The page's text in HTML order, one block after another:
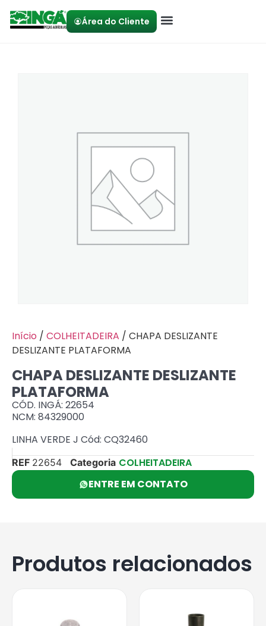
Área do Cliente
Início / COLHEITADEIRA / CHAPA DESLIZANTE
DESLIZANTE PLATAFORMA
CHAPA DESLIZANTE DESLIZANTE
PLATAFORMA
CÓD. INGÁ: 22654
NCM: 84329000
LINHA VERDE J Cód: CQ32460
REF 22654 Categoria COLHEITADEIRA
ENTRE EM CONTATO
Produtos relacionados